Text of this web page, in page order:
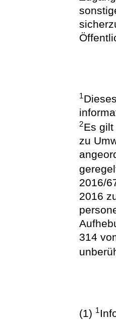
1
2Es
zu
2016/
2016
314
(1) 1